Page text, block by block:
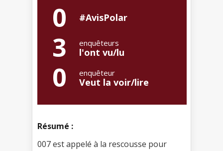
0 #AvisPolar
3 enquêteurs
l'ont vu/lu
0 enquêteur
Veut la voir/lire
Résumé :
007 est appelé à la rescousse pour